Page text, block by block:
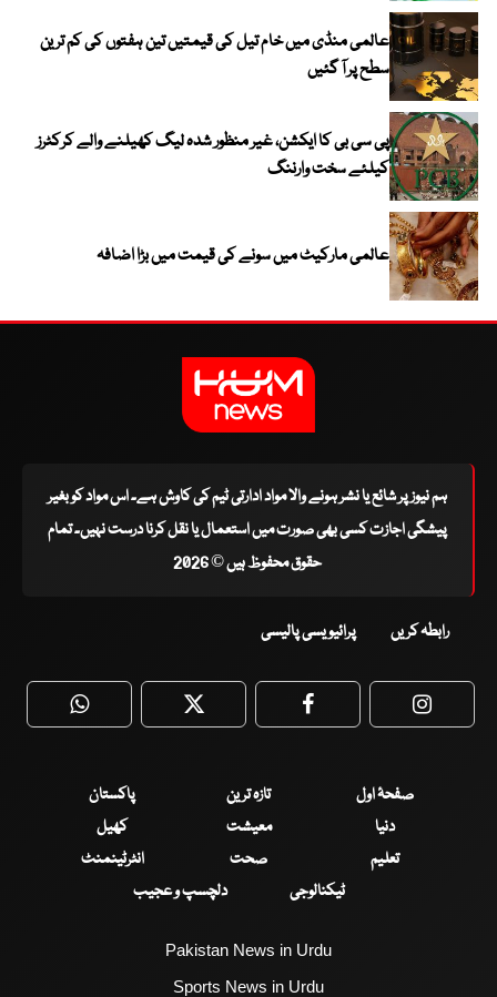
عالمی منڈی میں خام تیل کی قیمتیں تین ہفتوں کی کم ترین
سطح پر آ گئیں
پی سی بی کا ایکشن، غیر منظور شدہ لیگ کھیلنے والے کرکٹرز
کیلئے سخت وارننگ
عالمی مارکیٹ میں سونے کی قیمت میں بڑا اضافہ
ہم نیوز پر شائع یا نشر ہونے والا مواد ادارتی ٹیم کی کاوش ہے۔ اس مواد کو بغیر
پیشگی اجازت کسی بھی صورت میں استعمال یا نقل کرنا درست نہیں۔ تمام
حقوق محفوظ ہیں © 2026
رابطہ کریں پرائیویسی پالیسی
WhatsApp Twitter Facebook
صفحۂ اول تازہ ترین
پاکستان
دنیا
معیشت
کھیل
تعلیم
صحت
انٹرٹینمنٹ
ٹیکنالوجی
دلچسپ و عجیب
Pakistan News in Urdu
Sports News in Urdu